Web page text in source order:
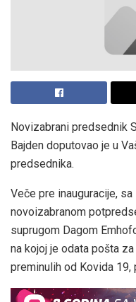
Novizabrani predsednik
Bajden doputovao je u
predsednika.
Veče pre inauguracije,
novoizabranom
suprugom Dagom
na kojoj je odata pošta
preminulih od Kovida 19,